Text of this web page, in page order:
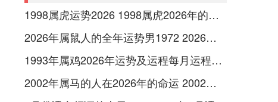
1998属虎运势2026 1998属虎2026年的运势及运程
2026年属鼠人的全年运势男1972 2026年属鼠人应该休息什么
1993年属鸡2026年运势及运程每月运程第 1993年阳历2月出生属鸡的人
2002年属马的人在2026年的命运 2002年属马的是什么命